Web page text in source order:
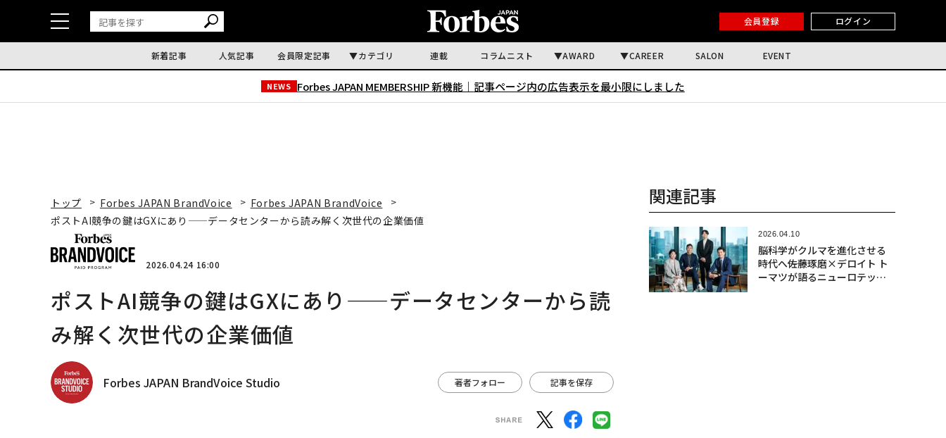
会員登録 ログイン
新着記事 人気記事 会員限定記事 カテゴリ 連載 コラムニスト AWARD CAREER SALON EVENT
NEWS Forbes JAPAN MEMBERSHIP 新機能｜ 記事ページ内の広告表示を最小限にしました
トップ Forbes JAPAN BrandVoice
Forbes JAPAN BrandVoice
ポストAI競争の鍵はGXにあり——データセンターから読み解く次世代の企業価値
2026.04.24 16:00
ポストAI競争の鍵はGXにあり——データセンターから読
み解く次世代の企業価値
Forbes JAPAN BrandVoice Studio 著者フォロー 記事を保存
関連記事
2026.04.10
脳科学がクルマを進化させる
時代へ――佐藤琢磨×デロイト ト
ーマツが語るニューロテック